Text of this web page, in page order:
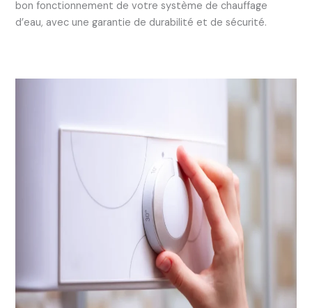
bon fonctionnement de votre système de chauffage
d’eau, avec une garantie de durabilité et de sécurité.